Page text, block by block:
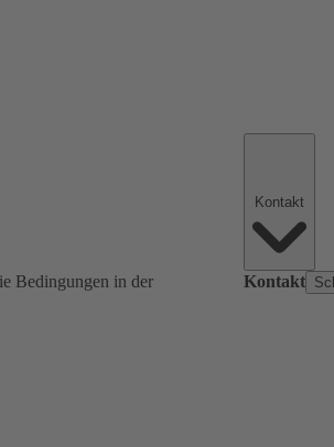
Bedingungen in der
Kontakt